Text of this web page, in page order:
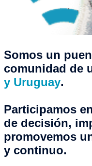
Somos un
comunidad de
y Uruguay.
Participamos
de decisión,
promovemos
y continuo.